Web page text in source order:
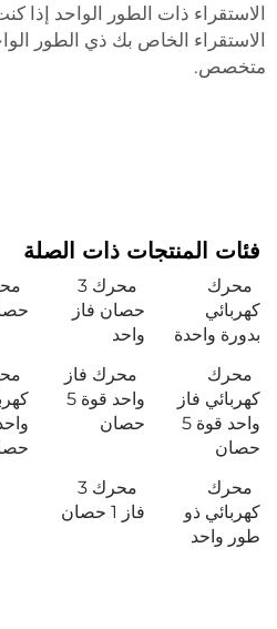
الاستقراء ذات الطور الواحد
الاستقراء الخاص بك ذي الطور
متخصص.
فئات المنتجات ذات الصلة
محرك
كهربائي
بدورة واحدة
محرك 3
حصان فاز
واحد
حصان
محرك
كهربائي فاز
واحد قوة 5
حصان
محرك فاز
واحد قوة 5
حصان
محرك
كهربائي ذو
طور واحد
محرك 3
فاز 1 حصان